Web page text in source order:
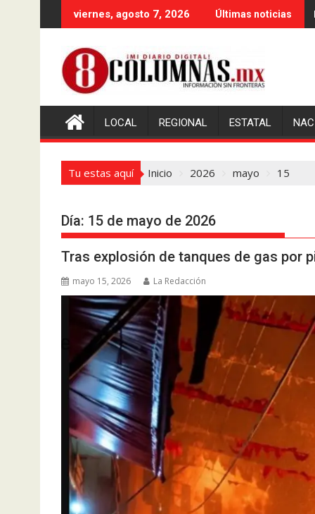
al
viernes, agosto 7, 2026 Últimas noticias
LOCAL REGIONAL ESTATAL
Tu estas aquí Inicio 2026 mayo 15
Día: 15 de mayo de 2026
Tras explosión de tanques de gas por
mayo 15, 2026 La Redacción